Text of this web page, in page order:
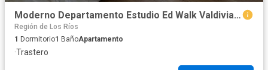
Moderno Departamento Estudio Ed Walk Valdivia Estac y Bodega | 1 Dormitorios por 3300.00 en Valdivia
Región de Los Ríos
1 Dormitorio1 BañoApartamento
·Trastero